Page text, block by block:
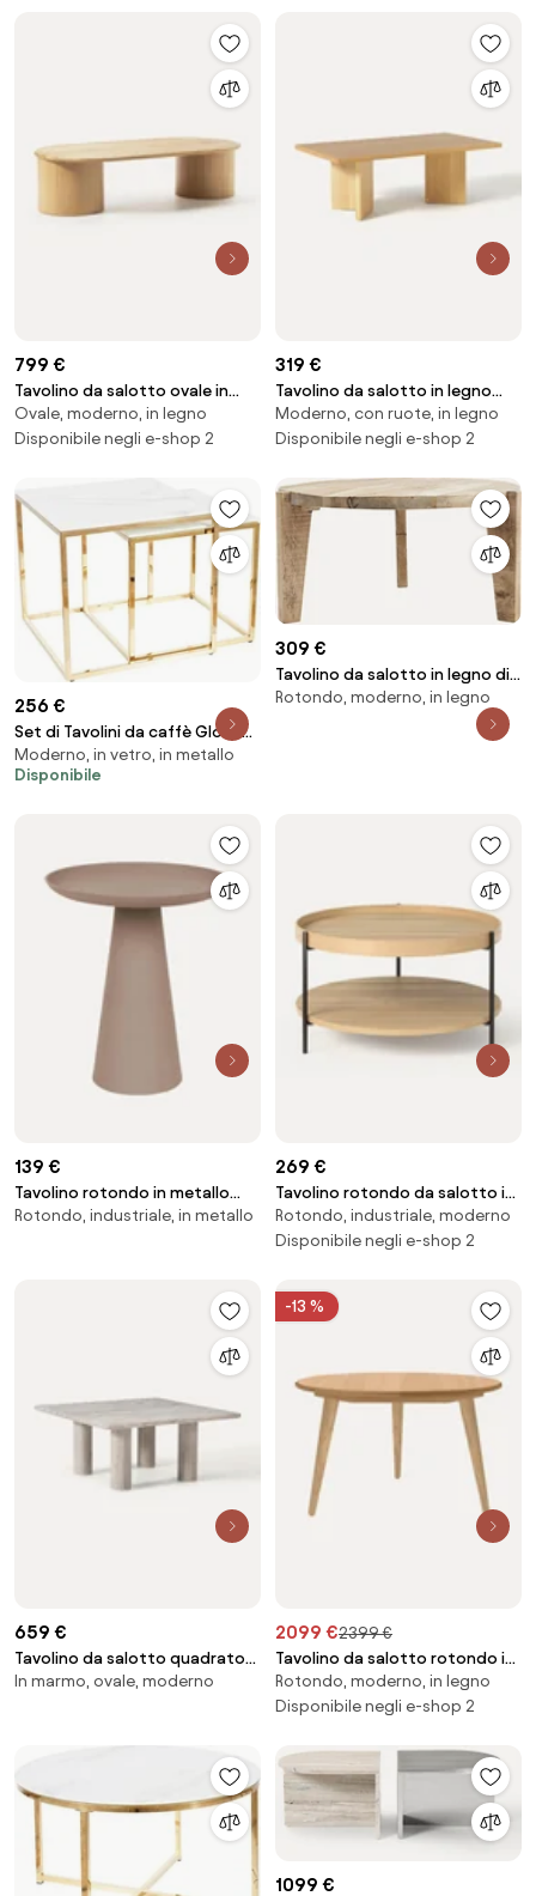
799 €
Tavolino da salotto ovale in
legno di quercia Didi
Ovale, moderno, in legno
Disponibile negli e-shop 2
319 €
Tavolino da salotto in legno
Toni
Moderno, con ruote, in legno
Disponibile negli e-shop 2
256 €
Set di Tavolini da caffè Gloria
effetto marmo/oro
Moderno, in vetro, in metallo
Disponibile
309 €
Tavolino da salotto in legno di
mango Bali
Rotondo, moderno, in legno
139 €
Tavolino rotondo in metallo
Ringar
Rotondo, industriale, in metallo
269 €
Tavolino rotondo da salotto in
legno Renee
Rotondo, industriale, moderno
Disponibile negli e-shop 2
659 €
Tavolino da salotto quadrato
in marmo Mabel
In marmo, ovale, moderno
-13 %
2099 €2399 €
Tavolino da salotto rotondo in
legno di quercia CH008
Rotondo, moderno, in legno
Disponibile negli e-shop 2
1099 €